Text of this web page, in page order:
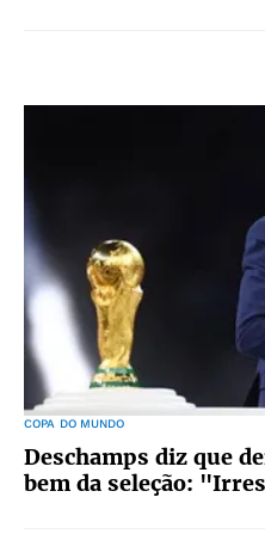
COPA DO MUNDO
Deschamps diz que
bem da seleção: